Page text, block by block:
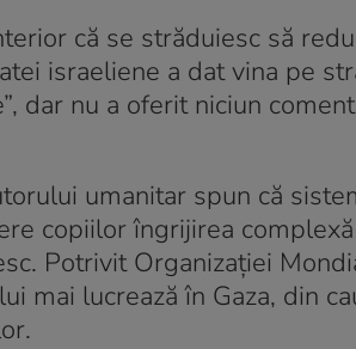
că se străduiesc să
israeliene a dat vina pe
dar nu a oferit niciun
umanitar spun că
copiilor îngrijirea
Potrivit Organizației
mai lucrează în Gaza, din